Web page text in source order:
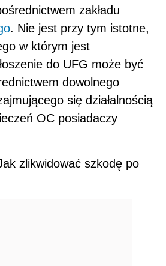
zakładu
. Nie jest przy tym istotne,
w którym jest
do UFG może być
dowolnego
się działalnością
OC posiadaczy
zlikwidować szkodę po